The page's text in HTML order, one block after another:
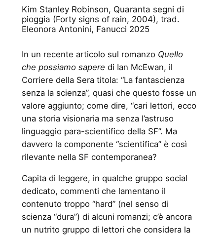
Kim Stanley Robinson, Quaranta segni di
pioggia (Forty signs of rain, 2004), trad.
Eleonora Antonini, Fanucci 2025
In un recente articolo sul romanzo Quello
che possiamo sapere di Ian McEwan, il
Corriere della Sera titola: “La fantascienza
senza la scienza”, quasi che questo fosse un
valore aggiunto; come dire, “cari lettori, ecco
una storia visionaria ma senza l’astruso
linguaggio para-scientifico della SF”. Ma
davvero la componente “scientifica” è così
rilevante nella SF contemporanea?
Capita di leggere, in qualche gruppo social
dedicato, commenti che lamentano il
contenuto troppo “hard” (nel senso di
scienza “dura”) di alcuni romanzi; c’è ancora
un nutrito gruppo di lettori che considera la